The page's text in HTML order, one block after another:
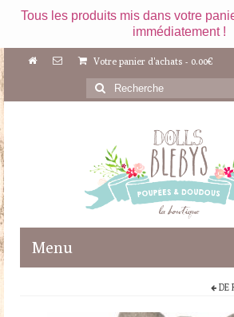
Tous les produits mis dans votre
immédiatement !
Votre panier d'achats - 0.00€
Rechercher
:
Menu
DE